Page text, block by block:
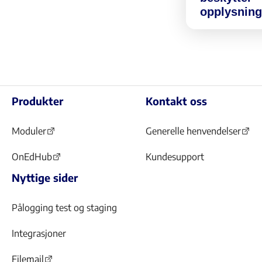
lese
mer.
Åpne
for
å
mer.
Produkter
Moduler
(Åpnes
i
fane)
OnEdHub
(Åpnes
i
fane)
Kontakt oss
Generelle henvendelser
(Åpnes
iKundesupport
Nyttige sider
Pålogging test og staging
Integrasjoner
Filemail